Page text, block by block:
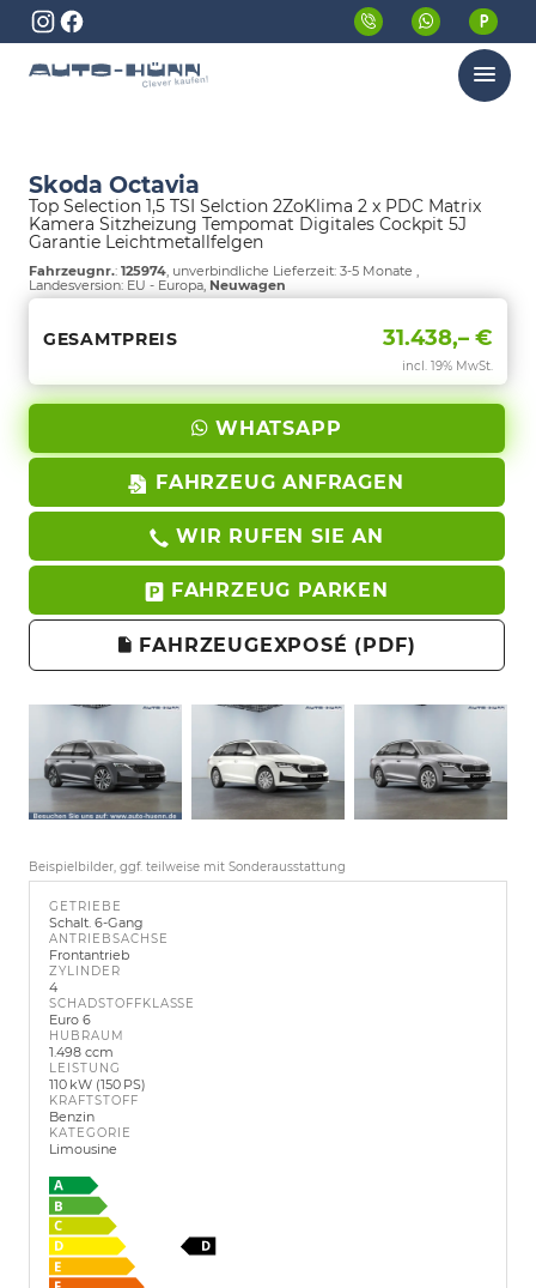
Menü
Skoda Octavia
Top Selection 1,5 TSI Selction 2ZoKlima 2 x PDC Matrix
Kamera Sitzheizung Tempomat Digitales Cockpit 5J
Garantie Leichtmetallfelgen
Fahrzeugnr.: 125974, unverbindliche Lieferzeit: 3-5 Monate ,
Landesversion: EU - Europa, Neuwagen
GESAMTPREIS 31.438,– €
incl. 19% MwSt.
WHATSAPP
FAHRZEUG ANFRAGEN
WIR RUFEN SIE AN
FAHRZEUG PARKEN
FAHRZEUGEXPOSÉ (PDF)
Beispielbilder, ggf. teilweise mit Sonderausstattung
GETRIEBE
Schalt. 6-Gang
ANTRIEBSACHSE
Frontantrieb
ZYLINDER
4
SCHADSTOFFKLASSE
Euro 6
HUBRAUM
1.498 ccm
LEISTUNG
110 kW (150 PS)
KRAFTSTOFF
Benzin
KATEGORIE
Limousine